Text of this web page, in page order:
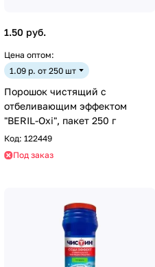
1.50 руб.
Цена оптом:
1.09 р. от 250 шт
Порошок чистящий с
отбеливающим эффектом
"BERIL-Oxi", пакет 250 г
Код: 122449
Под заказ